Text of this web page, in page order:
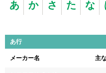
あ か さ た な
あ行
メーカー名 主